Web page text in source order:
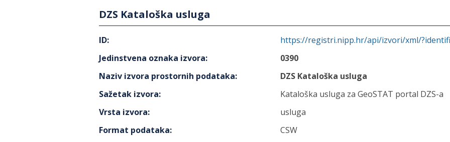
DZS Kataloška usluga
ID:
https://registri.nipp.hr/api/izvori/xml/
Jedinstvena oznaka izvora:
0390
Naziv izvora prostornih podataka:
DZS Kataloška usluga
Sažetak izvora:
Kataloška usluga za GeoSTAT portal DZS-a
Vrsta izvora:
usluga
Format podataka:
CSW